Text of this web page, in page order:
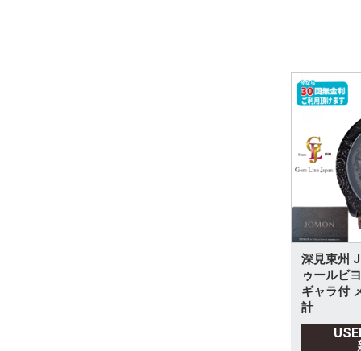
深見東州
ゥールビ
ギャラ付
計